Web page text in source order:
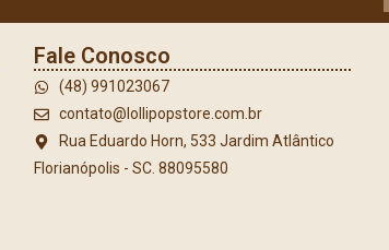
Fale Conosco
(48) 991023067
contato@lollipopstore.com.br
Rua Eduardo Horn, 533 Jardim Atlântico
Florianópolis - SC. 88095580